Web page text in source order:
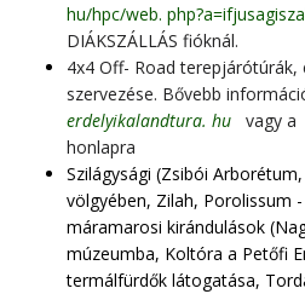
hu/hpc/web.
DIÁKSZÁLLÁS fióknál.
4x4 Off- Road
szervezése. Bővebb
erdelyikalandtura. hu vagy a
honlapra
Szilágysági (Zsibói
völgyében, Zilah, Porolissum
máramarosi kirándulások
múzeumba, Koltóra a Petőfi
termálfürdők látogatása,